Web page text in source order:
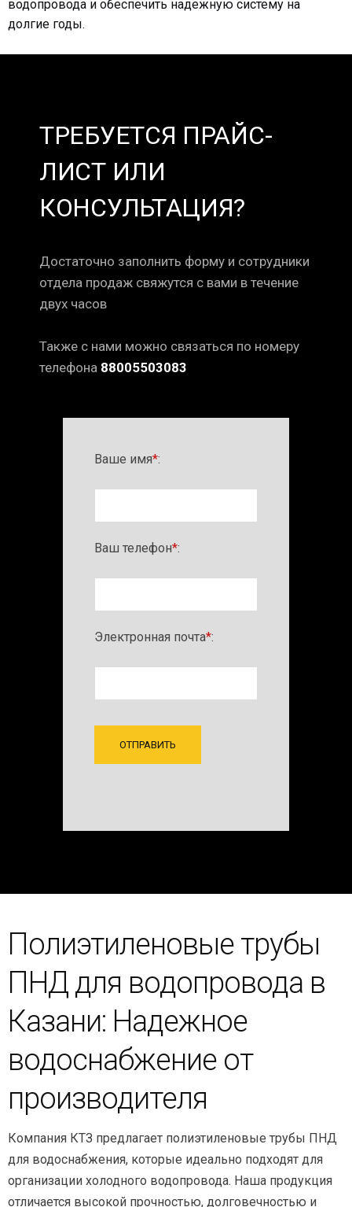
водопровода и обеспечить надежную систему на
долгие годы.
ТРЕБУЕТСЯ ПРАЙС-
ЛИСТ ИЛИ
КОНСУЛЬТАЦИЯ?
Достаточно заполнить форму и сотрудники
отдела продаж свяжутся с вами в течение
двух часов
Также с нами можно связаться по номеру
телефона 88005503083
Ваше имя*:
Ваш телефон*:
Электронная почта*:
Полиэтиленовые трубы
ПНД для водопровода в
Казани: Надежное
водоснабжение от
производителя
Компания КТЗ предлагает полиэтиленовые трубы ПНД
для водоснабжения, которые идеально подходят для
организации холодного водопровода. Наша продукция
отличается высокой прочностью, долговечностью и